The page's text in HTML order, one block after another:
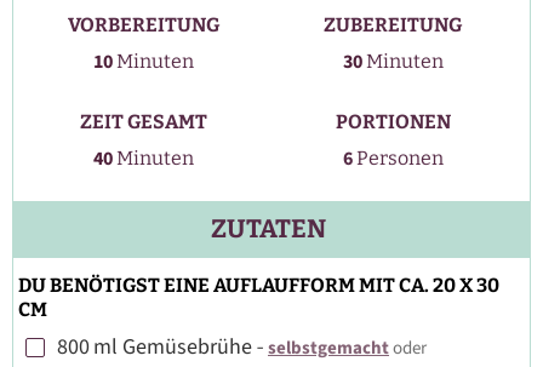
VORBEREITUNG
10Minuten
Minuten
ZUBEREITUNG
30Minuten
Minuten
ZEIT GESAMT
40Minuten
Minuten
PORTIONEN
6Personen
ZUTATEN
DU BENÖTIGST EINE AUFLAUFFORM MIT CA. 20 X 30
CM
▢
800ml Gemüsebrühe - selbstgemachtoder